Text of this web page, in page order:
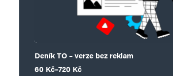
Deník TO – verze bez reklam
60 Kč–720 Kč
Rozpětí cen: 60 Kč až 720 Kč